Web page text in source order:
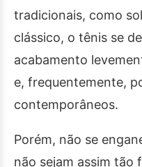
tradicionais, como
clássico, o tênis se
acabamento
e, frequentemente,
contemporâneos.
Porém, não se
não sejam assim tão